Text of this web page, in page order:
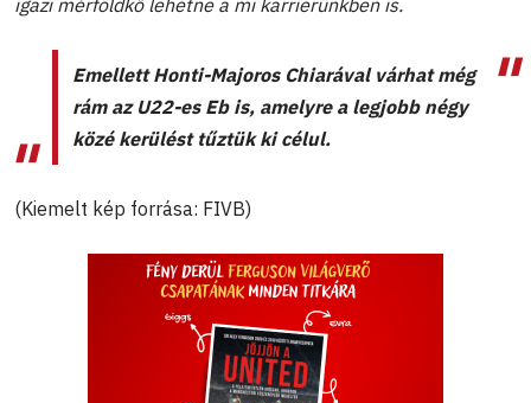
igazi mérföldkő lehetne a mi karrierünkben is.
Emellett Honti-Majoros Chiarával várhat még
rám az U22-es Eb is, amelyre a legjobb négy
közé kerülést tűztük ki célul.
(Kiemelt kép forrása: FIVB)